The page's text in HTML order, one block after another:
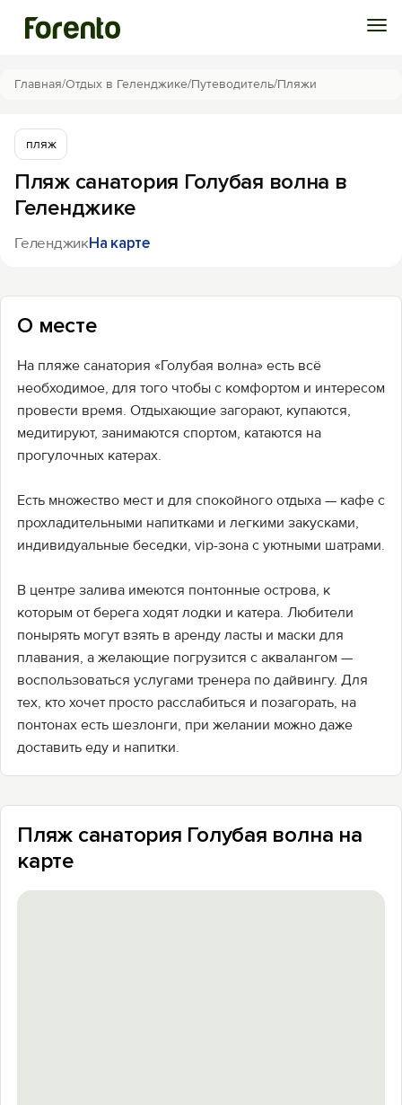
Войти
Избранное
История просмотра
Добавить свой объект
Главная/Отдых в Геленджике/Путеводитель/Пляжи
пляж
Пляж санатория Голубая волна в
Геленджике
ГеленджикНа карте
О месте
На пляже санатория «Голубая волна» есть всё
необходимое, для того чтобы с комфортом и интересом
провести время. Отдыхающие загорают, купаются,
медитируют, занимаются спортом, катаются на
прогулочных катерах.
Есть множество мест и для спокойного отдыха — кафе с
прохладительными напитками и легкими закусками,
индивидуальные беседки, vip-зона с уютными шатрами.
В центре залива имеются понтонные острова, к
которым от берега ходят лодки и катера. Любители
понырять могут взять в аренду ласты и маски для
плавания, а желающие погрузится с аквалангом —
воспользоваться услугами тренера по дайвингу. Для
тех, кто хочет просто расслабиться и позагорать, на
понтонах есть шезлонги, при желании можно даже
доставить еду и напитки.
Пляж санатория Голубая волна на
карте